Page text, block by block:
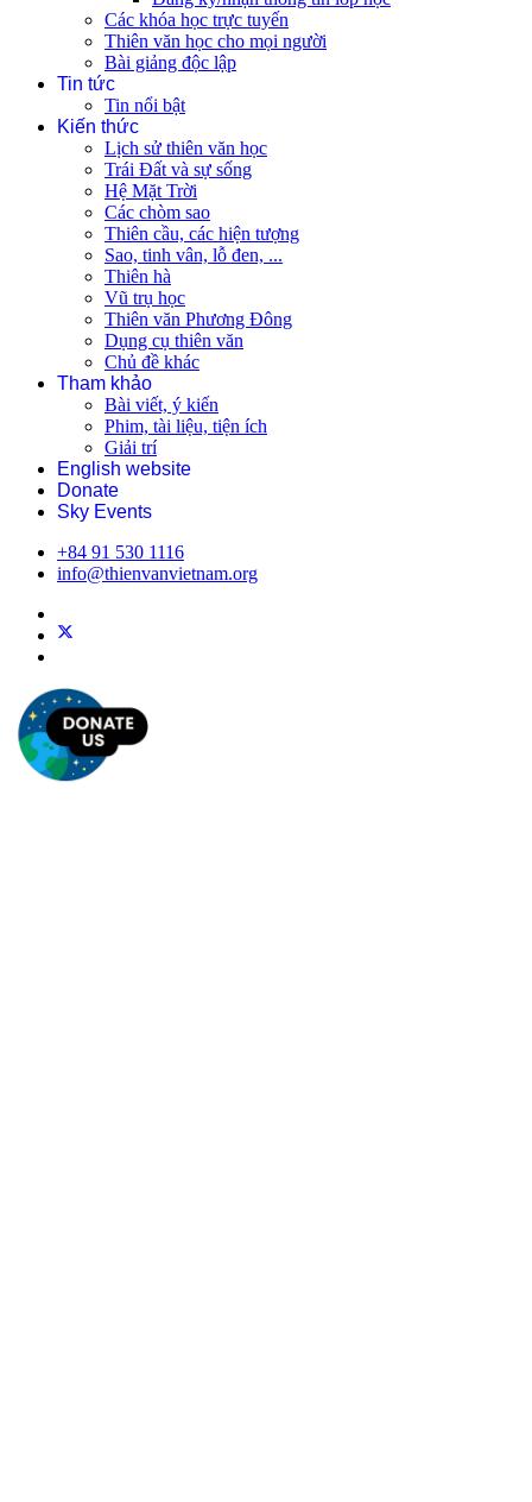
Các khóa học trực tuyến
Thiên văn học cho mọi người
Bài giảng độc lập
Tin tức
Tin nổi bật
Kiến thức
Lịch sử thiên văn học
Trái Đất và sự sống
Hệ Mặt Trời
Các chòm sao
Thiên cầu, các hiện tượng
Sao, tinh vân, lỗ đen, ...
Thiên hà
Vũ trụ học
Thiên văn Phương Đông
Dụng cụ thiên văn
Chủ đề khác
Tham khảo
Bài viết, ý kiến
Phim, tài liệu, tiện ích
Giải trí
English website
Donate
Sky Events
+84 91 530 1116
info@thienvanvietnam.org